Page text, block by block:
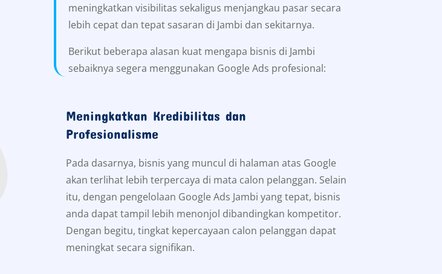
meningkatkan visibilitas sekaligus menjangkau pasar secara
lebih cepat dan tepat sasaran di Jambi dan sekitarnya.
Berikut beberapa alasan kuat mengapa bisnis di Jambi
sebaiknya segera menggunakan Google Ads profesional:
Meningkatkan Kredibilitas dan
Profesionalisme
Pada dasarnya, bisnis yang muncul di halaman atas Google
akan terlihat lebih terpercaya di mata calon pelanggan. Selain
itu, dengan pengelolaan Google Ads Jambi yang tepat, bisnis
anda dapat tampil lebih menonjol dibandingkan kompetitor.
Dengan begitu, tingkat kepercayaan calon pelanggan dapat
meningkat secara signifikan.